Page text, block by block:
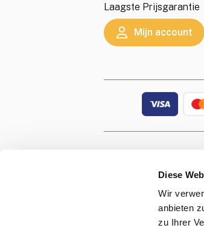
Diese
Wir
anbieten
zu Ihrer
Laagste Prijsgarantie
Mijn account